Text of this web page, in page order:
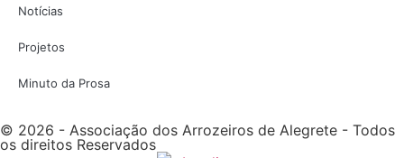
Notícias
Projetos
Minuto da Prosa
© 2026 - Associação dos Arrozeiros de Alegrete - Todos
os direitos Reservados